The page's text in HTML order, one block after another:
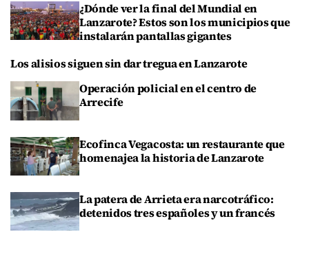
¿Dónde ver la final del Mundial en
Lanzarote? Estos son los municipios que
instalarán pantallas gigantes
Los alisios siguen sin dar tregua en Lanzarote
Operación policial en el centro de
Arrecife
Ecofinca Vegacosta: un restaurante que
homenajea la historia de Lanzarote
La patera de Arrieta era narcotráfico:
detenidos tres españoles y un francés